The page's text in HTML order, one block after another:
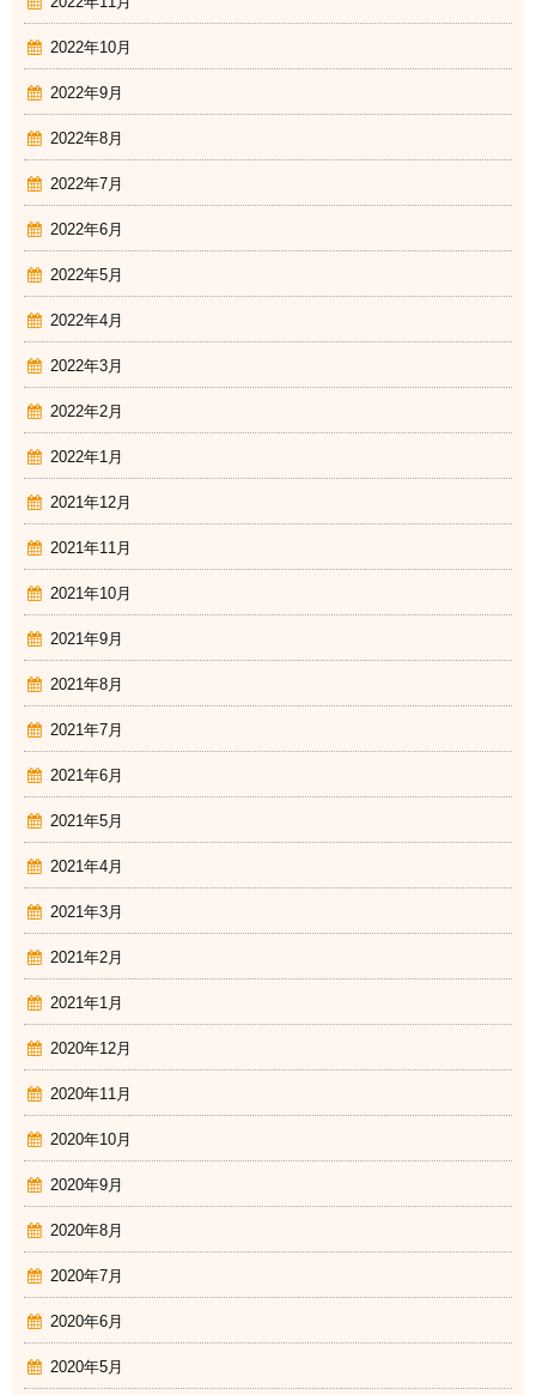
2022年10月
2022年9月
2022年8月
2022年7月
2022年6月
2022年5月
2022年4月
2022年3月
2022年2月
2022年1月
2021年12月
2021年11月
2021年10月
2021年9月
2021年8月
2021年7月
2021年6月
2021年5月
2021年4月
2021年3月
2021年2月
2021年1月
2020年12月
2020年11月
2020年10月
2020年9月
2020年8月
2020年7月
2020年6月
2020年5月